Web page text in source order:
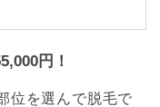
円！
位を選んで脱毛で